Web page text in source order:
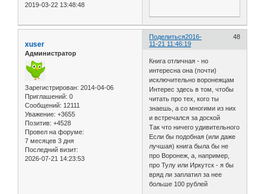
2019-03-22 13:48:48
Поделиться 48
2016-
11-21 11:46:19
xuser
Администратор
Зарегистрирован: 2014-04-06
Приглашений: 0
Сообщений: 12111
Уважение: +3655
Позитив: +4528
Провел на форуме:
7 месяцев 3 дня
Последний визит:
2026-07-21 14:23:53
Книга отличная - но
интересна она (почти)
исключительно воронежцам
Интерес здесь в том, чтобы
читать про тех, кого ты
знаешь, а со многими из них
и встречался за доской
Так что ничего удивительного
Если бы подобная (или даже
лучшая) книга была бы не
про Воронеж, а, например,
про Тулу или Иркутск - я бы
вряд ли заплатил за нее
больше 100 рублей